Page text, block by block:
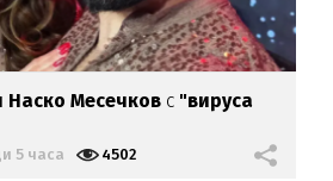
Наско Месечков с "вируса
5 часа 4502